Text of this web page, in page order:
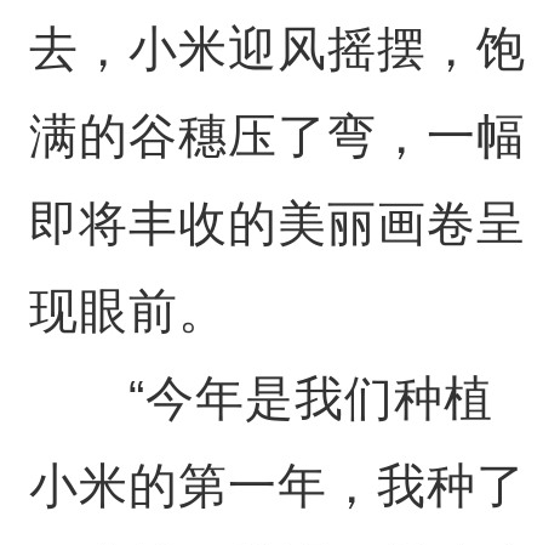
去，小米迎风摇摆，饱
满的谷穗压了弯，一幅
即将丰收的美丽画卷呈
现眼前。
“今年是我们种植
小米的第一年，我种了